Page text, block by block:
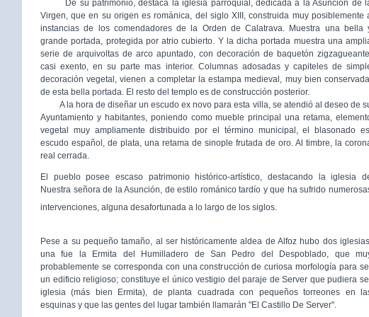
De su patrimonio, destaca la iglesia parroquial, dedicada a la Asunción de
Virgen, que en su origen es románica, del siglo XIII, construida muy posiblemente
instancias de los comendadores de la Orden de Calatrava. Muestra una bella
grande portada, protegida por atrio cubierto. Y la dicha portada muestra una
serie de arquivoltas de arco apuntado, con decoración de baquetón zigzagueante,
casi exento, en su parte mas interior. Columnas adosadas y capiteles de
decoración vegetal, vienen a completar la estampa medieval, muy bien conservada,
de esta bella portada. El resto del templo es de construcción posterior.
A la hora de diseñar un escudo ex novo para esta villa, se atendió al deseo de
Ayuntamiento y habitantes, poniendo como mueble principal una retama,
vegetal muy ampliamente distribuido por el término municipal, el blasonado
escudo español, de plata, una retama de sinople frutada de oro. Al timbre, la
real cerrada.
El pueblo posee escaso patrimonio histórico-artístico, destacando la iglesia
Nuestra señora de la Asunción, de estilo románico tardío y que ha sufrido
intervenciones, alguna desafortunada a lo largo de los siglos.
Pese a su pequeño tamaño, al ser históricamente aldea de Alfoz hubo dos
una fue la Ermita del Humilladero de San Pedro del Despoblado, que
probablemente se corresponda con una construcción de curiosa morfología para
un edificio religioso; constituye el único vestigio del paraje de Server que pudiera
iglesia (más bien Ermita), de planta cuadrada con pequeños torreones en
esquinas y que las gentes del lugar también llamarán "El Castillo De Server".